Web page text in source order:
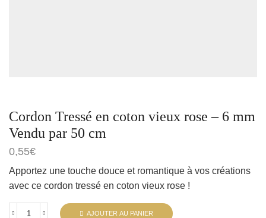
Cordon Tressé en coton vieux rose – 6 mm
Vendu par 50 cm
0,55€
Apportez une touche douce et romantique à vos créations
avec ce cordon tressé en coton vieux rose !
AJOUTER AU PANIER